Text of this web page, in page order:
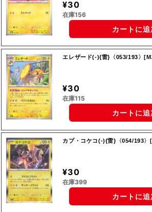
¥30
在庫156
カートに追
エレザード(-){雷}〈053/193〉
¥30
在庫115
カートに追
カプ・コケコ(-){雷}〈054/193〉
¥30
在庫399
カートに追